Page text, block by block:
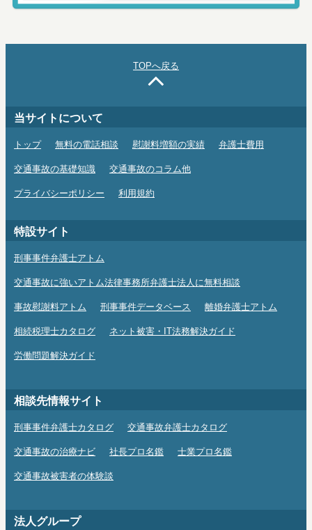
TOPへ戻る
当サイトについて
トップ 無料の電話相談 慰謝料増額の実績 弁護士費用
交通事故の基礎知識 交通事故のコラム他
プライバシーポリシー 利用規約
特設サイト
刑事事件弁護士アトム
交通事故に強いアトム法律事務所弁護士法人に無料相談
事故慰謝料アトム 刑事事件データベース 離婚弁護士アトム
相続税理士カタログ ネット被害・IT法務解決ガイド
労働問題解決ガイド
相談先情報サイト
刑事事件弁護士カタログ 交通事故弁護士カタログ
交通事故の治療ナビ 社長プロ名鑑 士業プロ名鑑
交通事故被害者の体験談
法人グループ